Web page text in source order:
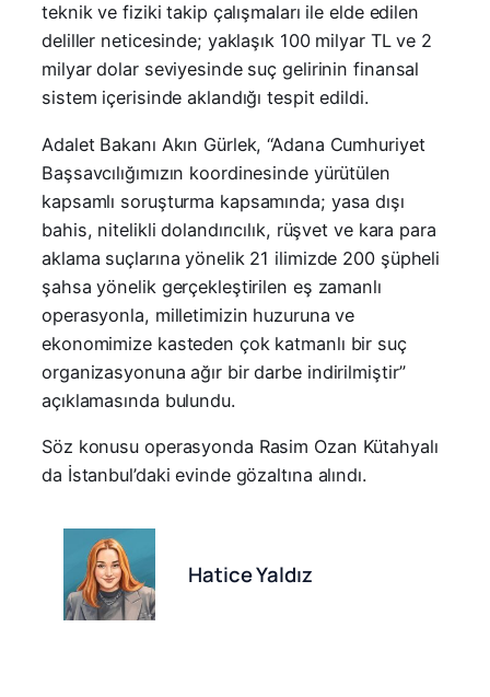
teknik ve fiziki takip çalışmaları ile elde edilen
deliller neticesinde; yaklaşık 100 milyar TL ve 2
milyar dolar seviyesinde suç gelirinin finansal
sistem içerisinde aklandığı tespit edildi.
Adalet Bakanı Akın Gürlek, “Adana Cumhuriyet
Başsavcılığımızın koordinesinde yürütülen
kapsamlı soruşturma kapsamında; yasa dışı
bahis, nitelikli dolandırıcılık, rüşvet ve kara para
aklama suçlarına yönelik 21 ilimizde 200 şüpheli
şahsa yönelik gerçekleştirilen eş zamanlı
operasyonla, milletimizin huzuruna ve
ekonomimize kasteden çok katmanlı bir suç
organizasyonuna ağır bir darbe indirilmiştir”
açıklamasında bulundu.
Söz konusu operasyonda Rasim Ozan Kütahyalı
da İstanbul’daki evinde gözaltına alındı.
Hatice Yaldız